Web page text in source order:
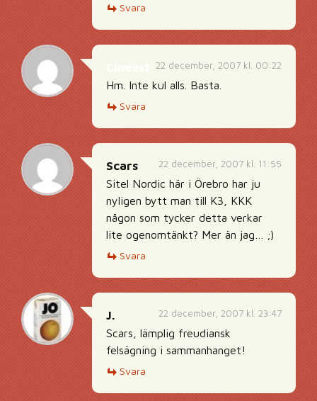
Svara
22 december, 2007 kl. 00:22
Hm. Inte kul alls. Basta.
Svara
22 december, 2007 kl. 11:55
Scars
Sitel Nordic här i Örebro har ju
nyligen bytt man till K3, KKK
någon som tycker detta verkar
lite ogenomtänkt? Mer än jag… ;)
Svara
22 december, 2007 kl. 23:47
J.
Scars, lämplig freudiansk
felsägning i sammanhanget!
Svara